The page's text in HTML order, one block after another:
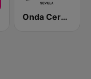
Onda Cero Sevilla